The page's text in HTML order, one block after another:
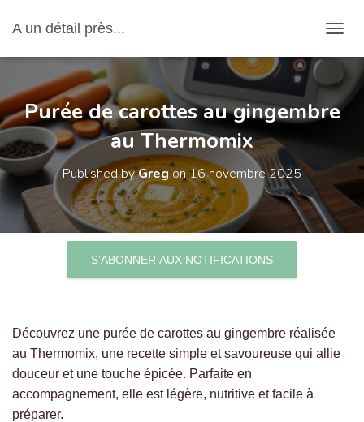
A un détail près...
Purée de carottes au gingembre
au Thermomix
Published byGregon16 novembre 2025
S’ABONNER AUX NOTIFICATIONS
Découvrez une purée de carottes au gingembre réalisée
au Thermomix, une recette simple et savoureuse qui allie
douceur et une touche épicée. Parfaite en
accompagnement, elle est légère, nutritive et facile à
préparer.